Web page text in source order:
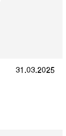
31.03.2025